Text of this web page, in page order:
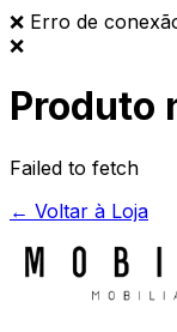
❌ Erro de
❌
Produto
Failed to fetch
← Voltar à Loja